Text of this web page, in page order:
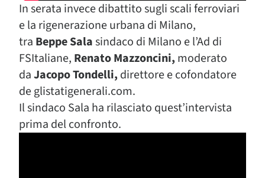
In serata invece dibattito sugli scali ferroviari
e la rigenerazione urbana di Milano,
tra Beppe Salasindaco di Milano e l’Ad di
FSItaliane, Renato Mazzoncini, moderato
daJacopo Tondelli, direttore e cofondatore
de glistatigenerali.com.
Il sindaco Sala ha rilasciato quest’intervista
prima del confronto.